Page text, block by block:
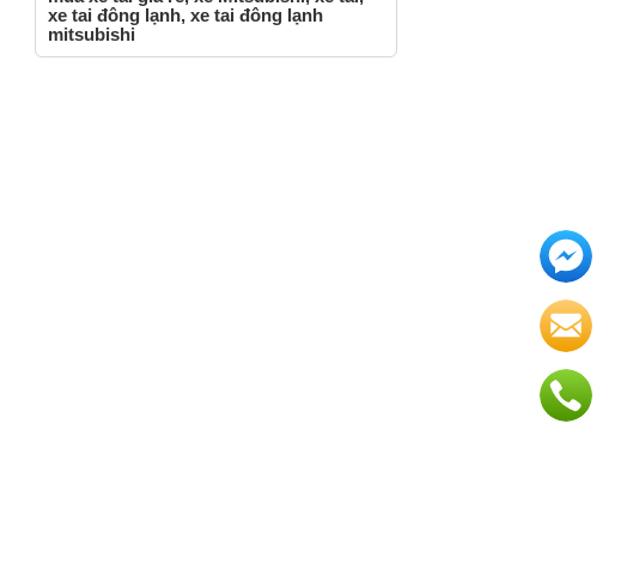
xe tai đông lạnh, xe tai đông lạnh
mitsubishi